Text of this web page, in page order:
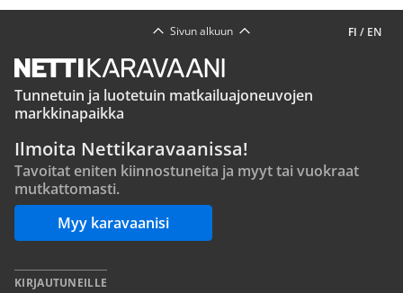
FI / EN
Sivun alkuun
Tunnetuin ja luotetuin matkailuajoneuvojen
markkinapaikka
Ilmoita Nettikaravaanissa!
Tavoitat eniten kiinnostuneita ja myyt tai vuokraat
mutkattomasti.
Myy karavaanisi
KIRJAUTUNEILLE